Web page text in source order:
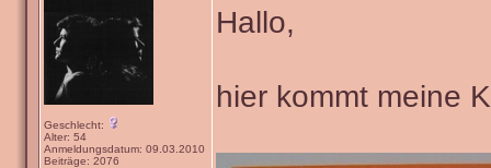
Geschlecht:
Alter: 54
Anmeldungsdatum: 09.03.2010
Beiträge: 2076
Hallo,
hier kommt meine